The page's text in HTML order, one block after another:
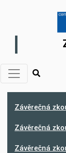
Závěrečná
Závěrečná
Závěrečná